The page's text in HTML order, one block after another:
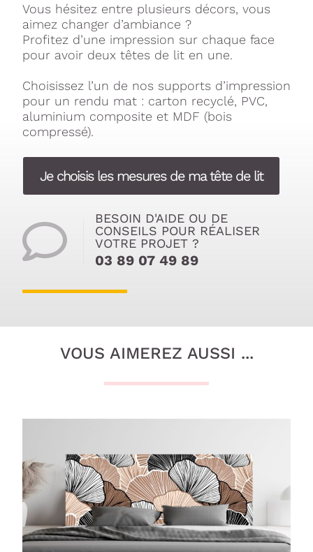
Vous hésitez entre plusieurs décors, vous
aimez changer d’ambiance ?
Profitez d’une impression sur chaque face
pour avoir deux têtes de lit en une.
Choisissez l’un de nos supports d’impression
pour un rendu mat : carton recyclé, PVC,
aluminium composite et MDF (bois
compressé).
Je choisis les mesures de ma tête de lit
BESOIN D'AIDE OU DE
CONSEILS POUR RÉALISER
VOTRE PROJET ?
03 89 07 49 89
VOUS AIMEREZ AUSSI ...